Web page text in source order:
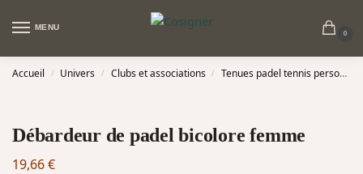
MENU
0
Accueil / Univers / Clubs et associations / Tenues padel tennis personnalisées
Débardeur de padel bicolore femme
19,66€